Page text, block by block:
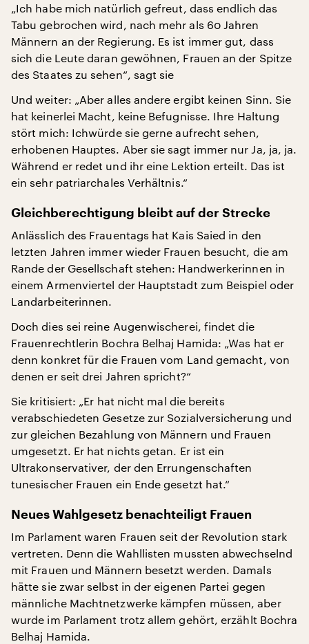
„Ich habe mich natürlich gefreut, dass endlich das
Tabu gebrochen wird, nach mehr als 60 Jahren
Männern an der Regierung. Es ist immer gut, dass
sich die Leute daran gewöhnen, Frauen an der Spitze
des Staates zu sehen“, sagt sie
Und weiter: „Aber alles andere ergibt keinen Sinn. Sie
hat keinerlei Macht, keine Befugnisse. Ihre Haltung
stört mich: Ichwürde sie gerne aufrecht sehen,
erhobenen Hauptes. Aber sie sagt immer nur Ja, ja, ja.
Während er redet und ihr eine Lektion erteilt. Das ist
ein sehr patriarchales Verhältnis.“
Gleichberechtigung bleibt auf der Strecke
Anlässlich des Frauentags hat Kais Saied in den
letzten Jahren immer wieder Frauen besucht, die am
Rande der Gesellschaft stehen: Handwerkerinnen in
einem Armenviertel der Hauptstadt zum Beispiel oder
Landarbeiterinnen.
Doch dies sei reine Augenwischerei, findet die
Frauenrechtlerin Bochra Belhaj Hamida: „Was hat er
denn konkret für die Frauen vom Land gemacht, von
denen er seit drei Jahren spricht?“
Sie kritisiert: „Er hat nicht mal die bereits
verabschiedeten Gesetze zur Sozialversicherung und
zur gleichen Bezahlung von Männern und Frauen
umgesetzt. Er hat nichts getan. Er ist ein
Ultrakonservativer, der den Errungenschaften
tunesischer Frauen ein Ende gesetzt hat.“
Neues Wahlgesetz benachteiligt Frauen
Im Parlament waren Frauen seit der Revolution stark
vertreten. Denn die Wahllisten mussten abwechselnd
mit Frauen und Männern besetzt werden. Damals
hätte sie zwar selbst in der eigenen Partei gegen
männliche Machtnetzwerke kämpfen müssen, aber
wurde im Parlament trotz allem gehört, erzählt Bochra
Belhaj Hamida.